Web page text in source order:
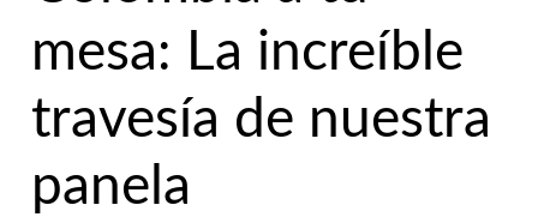
mesa: La increíble
travesía de nuestra
panela